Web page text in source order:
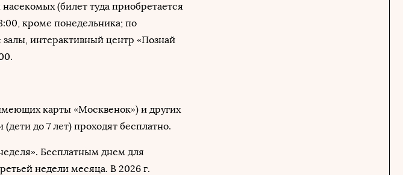
(билет туда приобретается
кроме понедельника; по
залы, интерактивный центр «Познай
карты «Москвенок») и других
до 7 лет) проходят бесплатно.
Бесплатным днем для
недели месяца. В 2026 г.